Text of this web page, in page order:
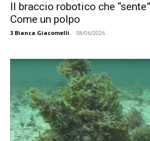
Il braccio robotico che
Come un polpo
3 Bianca Giacomelli - 08/06/2026